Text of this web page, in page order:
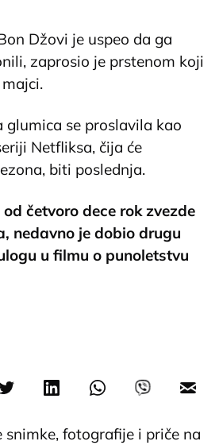
Džovi je uspeo da ga
zaprosio je prstenom koji
glumica se proslavila kao
Netfliksa, čija će
biti poslednja.
četvoro dece rok zvezde
nedavno je dobio drugu
u filmu o punoletstvu
snimke, fotografije i priče na